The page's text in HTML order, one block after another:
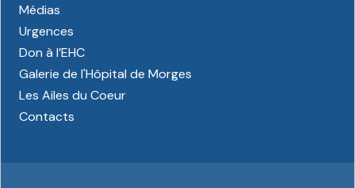
Médias
Urgences
Don à l’EHC
Galerie de l'Hôpital de Morges
Les Ailes du Coeur
Contacts